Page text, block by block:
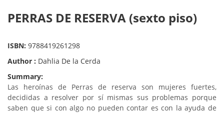
PERRAS DE RESERVA (sexto piso)
ISBN: 9788419261298
Author : Dahlia De la Cerda
Summary:
Las heroínas de Perras de reserva son mujeres fuertes,
decididas a resolver por sí mismas sus problemas porque
saben que si con algo no pueden contar es con la ayuda de